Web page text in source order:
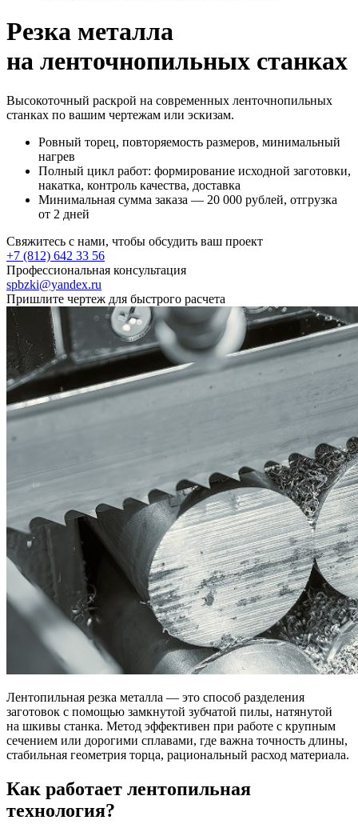
Резка металла
на ленточнопильных станках
Высокоточный раскрой на современных ленточнопильных
станках по вашим чертежам или эскизам.
Ровный торец, повторяемость размеров, минимальный
нагрев
Полный цикл работ: формирование исходной заготовки,
накатка, контроль качества, доставка
Минимальная сумма заказа — 20 000 рублей, отгрузка
от 2 дней
Свяжитесь с нами, чтобы обсудить ваш проект
+7 (812) 642 33 56
Профессиональная консультация
spbzki@yandex.ru
Пришлите чертеж для быстрого расчета
Лентопильная резка металла — это способ разделения
заготовок с помощью замкнутой зубчатой пилы, натянутой
на шкивы станка. Метод эффективен при работе с крупным
сечением или дорогими сплавами, где важна точность длины,
стабильная геометрия торца, рациональный расход материала.
Как работает лентопильная
технология?